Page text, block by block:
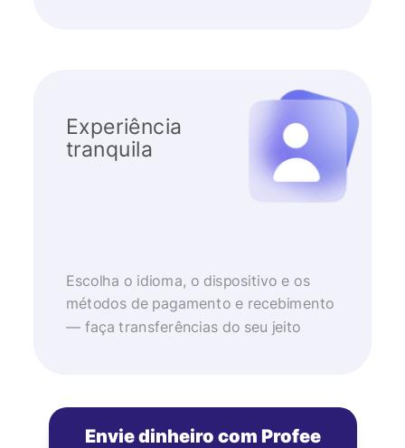
Experiência
tranquila
Escolha o idioma, o dispositivo e os
métodos de pagamento e recebimento
— faça transferências do seu jeito
Envie dinheiro com Profee